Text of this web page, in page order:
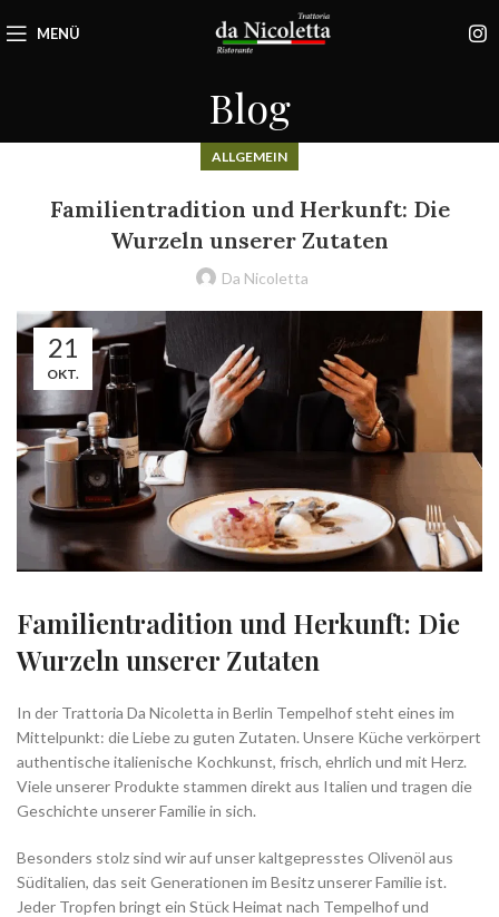
MENÜ
Blog
ALLGEMEIN
Familientradition und Herkunft: Die
Wurzeln unserer Zutaten
Da Nicoletta
21
OKT.
Familientradition und Herkunft: Die
Wurzeln unserer Zutaten
In der Trattoria Da Nicoletta in Berlin Tempelhof steht eines im
Mittelpunkt: die Liebe zu guten Zutaten. Unsere Küche verkörpert
authentische italienische Kochkunst, frisch, ehrlich und mit Herz.
Viele unserer Produkte stammen direkt aus Italien und tragen die
Geschichte unserer Familie in sich.
Besonders stolz sind wir auf unser kaltgepresstes Olivenöl aus
Süditalien, das seit Generationen im Besitz unserer Familie ist.
Jeder Tropfen bringt ein Stück Heimat nach Tempelhof und